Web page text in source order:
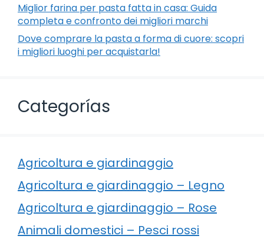
Miglior farina per pasta fatta in casa: Guida
completa e confronto dei migliori marchi
Dove comprare la pasta a forma di cuore: scopri
i migliori luoghi per acquistarla!
Categorías
Agricoltura e giardinaggio
Agricoltura e giardinaggio – Legno
Agricoltura e giardinaggio – Rose
Animali domestici – Pesci rossi